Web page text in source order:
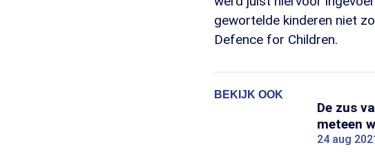
gewortelde kinderen niet
Defence for Children.
BEKIJK OOK
De zus
meteen
24 aug